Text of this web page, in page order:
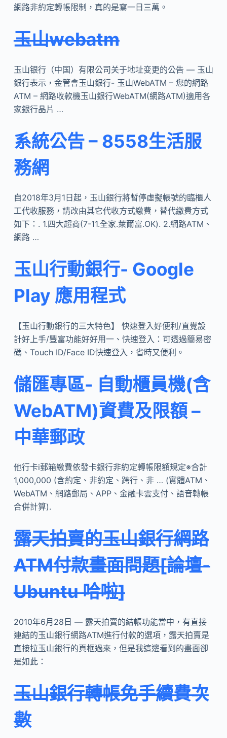
網路非約定轉帳限制，真的是寫一日三萬。
玉山webatm
玉山银行（中国）有限公司关于地址变更的公告 — 玉山
銀行表示，金管會玉山銀行- 玉山WebATM – 您的網路
ATM – 網路收款機玉山銀行WebATM(網路ATM)適用各
家銀行晶片 …
系統公告 – 8558生活服
務網
自2018年3月1日起，玉山銀行將暫停虛擬帳號的臨櫃人
工代收服務，請改由其它代收方式繳費，替代繳費方式
如下：. 1.四大超商(7-11.全家.萊爾富.OK). 2.網路ATM、
網路 …
玉山行動銀行- Google
Play 應用程式
【玉山行動銀行的三大特色】 快速登入好便利/直覺設
計好上手/豐富功能好好用一、快速登入：可透過簡易密
碼、Touch ID/Face ID快速登入，省時又便利。
儲匯專區- 自動櫃員機(含
WebATM)資費及限額 –
中華郵政
他行卡i郵箱繳費依發卡銀行非約定轉帳限額規定※合計
1,000,000 (含約定、非約定、跨行、非 … (實體ATM、
WebATM、網路郵局、APP、金融卡雲支付、語音轉帳
合併計算).
露天拍賣的玉山銀行網路
ATM付款畫面問題[論壇-
Ubuntu 哈啦]
2010年6月28日 — 露天拍賣的結帳功能當中，有直接
連結的玉山銀行網路ATM進行付款的選項，露天拍賣是
直接拉玉山銀行的頁框過來，但是我這邊看到的畫面卻
是如此：
玉山銀行轉帳免手續費次
數